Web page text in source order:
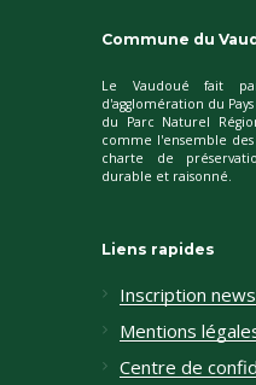
Commune du
Le Vaudoué fait
d'agglomération du
du Parc Naturel
comme l'ensemble
charte de
durable et raisonné.
Liens rapides
Inscription
Mentions
Centre de